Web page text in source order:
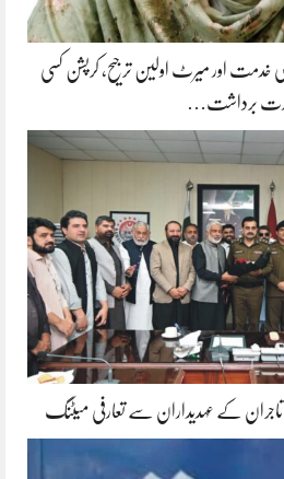
خدمت اور میرٹ اولین ترجیح، کرپشن کسی
برداشت…
تاجران کے عہدیداران سے تعارفی میٹنگ